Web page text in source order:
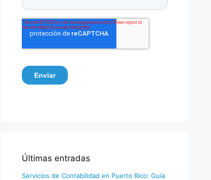
Últimas entradas
Servicios de Contabilidad en Puerto Rico: Guía